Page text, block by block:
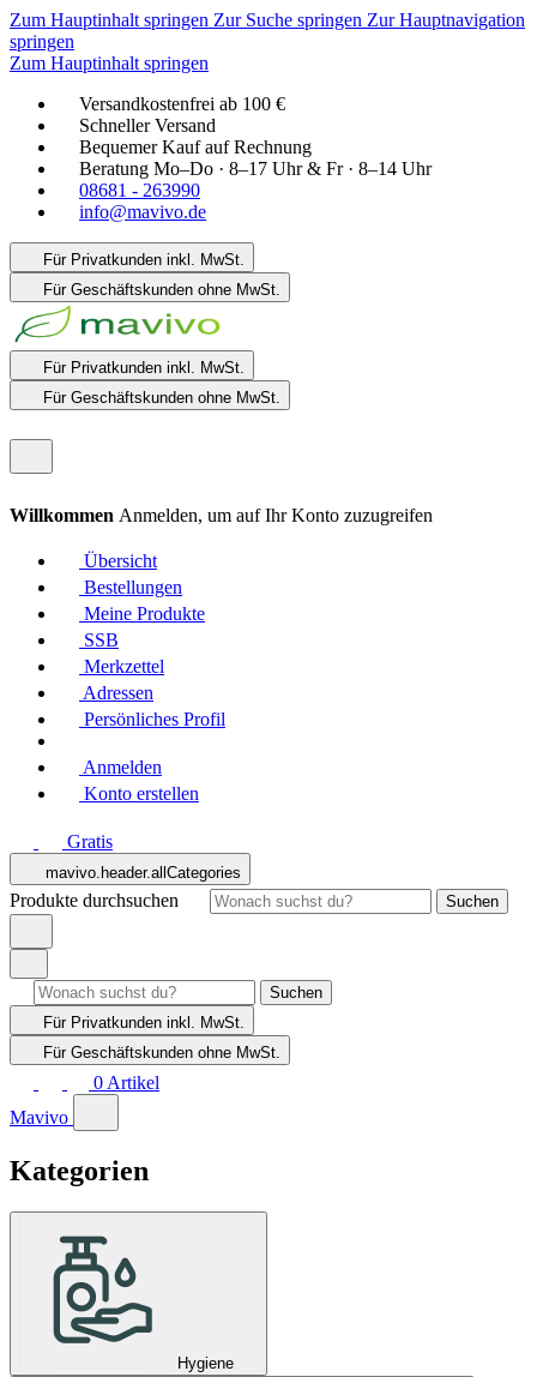
Zum Hauptinhalt springen Zur Suche springen Zur Hauptnavigation
springen
Zum Hauptinhalt springen
Versandkostenfrei ab 100 €
Schneller Versand
Bequemer Kauf auf Rechnung
Beratung Mo–Do · 8–17 Uhr & Fr · 8–14 Uhr
08681 - 263990
info@mavivo.de
Für Privatkunden inkl. MwSt.
Für Geschäftskunden ohne MwSt.
Für Privatkunden inkl. MwSt.
Für Geschäftskunden ohne MwSt.
Willkommen Anmelden, um auf Ihr Konto zuzugreifen
Übersicht
Bestellungen
Meine Produkte
SSB
Merkzettel
Adressen
Persönliches Profil
Anmelden
Konto erstellen
Gratis
mavivo.header.allCategories
Produkte durchsuchen Suchen
Suchen
Für Privatkunden inkl. MwSt.
Für Geschäftskunden ohne MwSt.
0 Artikel
Mavivo
Kategorien
Hygiene